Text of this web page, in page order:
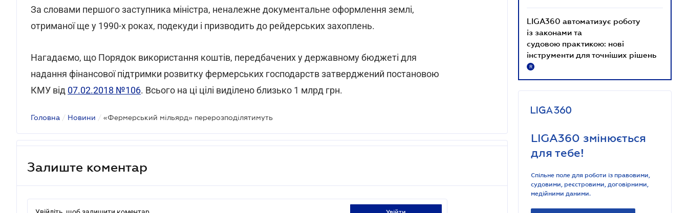
За словами першого заступника міністра, неналежне документальне оформлення землі,
отриманої ще у 1990-х роках, подекуди і призводить до рейдерських захоплень.
Нагадаємо, що Порядок використання коштів, передбачених у державному бюджеті для
надання фінансової підтримки розвитку фермерських господарств затверджений постановою
КМУ від 07.02.2018 №106. Всього на ці цілі виділено близько 1 млрд грн.
Головна / Новини / «Фермерський мільярд» перерозподілятимуть
Залиште коментар
LIGA360 автоматизує роботу
із законами та
судовою практикою: нові
інструменти для точніших рішень
R
LIGA360 змінюється
для тебе!
Спільне поле для роботи із правовими,
судовими, реєстровими, договірними,
медійними даними.